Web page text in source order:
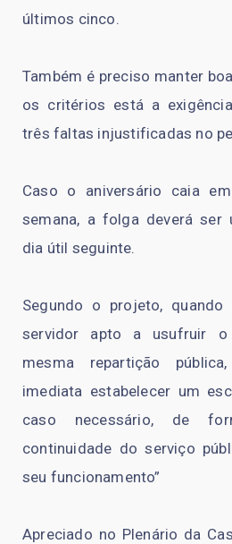
últimos cinco.
Também é preciso manter
os critérios está a
três faltas injustificadas no
Caso o aniversário caia
semana, a folga deverá ser
dia útil seguinte.
Segundo o projeto,
servidor apto a usufruir
mesma repartição
imediata estabelecer um
caso necessário, de
continuidade do serviço
seu funcionamento”
Apreciado no Plenário da